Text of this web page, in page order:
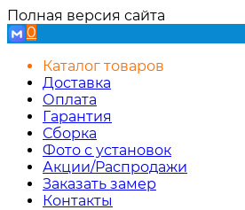
Полная версия сайта
0
Каталог товаров
Доставка
Оплата
Гарантия
Сборка
Фото с установок
Акции/Распродажи
Заказать замер
Контакты